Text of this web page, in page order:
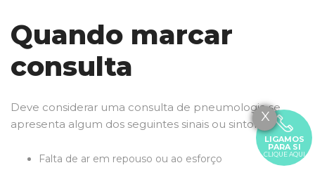
X
LIGAMOS
PARA SI
CLIQUE AQUI
Quando marcar
consulta
Deve considerar uma consulta de pneumologia se
apresenta algum dos seguintes sinais ou sintomas:
Falta de ar em repouso ou ao esforço